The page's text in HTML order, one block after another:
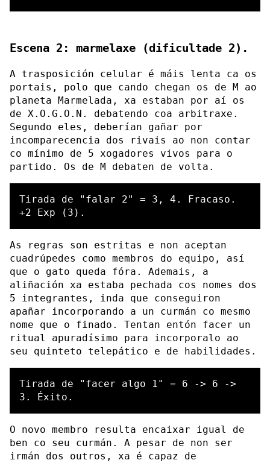
Escena 2: marmelaxe (dificultade 2).
A trasposición celular é máis lenta ca os
portais, polo que cando chegan os de M ao
planeta Marmelada, xa estaban por aí os
de X.O.G.O.N. debatendo coa arbitraxe.
Segundo eles, deberían gañar por
incomparecencia dos rivais ao non contar
co mínimo de 5 xogadores vivos para o
partido. Os de M debaten de volta.
Tirada de "falar 2" = 3, 4. Fracaso.
As regras son estritas e non aceptan
cuadrúpedes como membros do equipo, así
que o gato queda fóra. Ademais, a
aliñación xa estaba pechada cos nomes dos
5 integrantes, inda que conseguiron
apañar incorporando a un curmán co mesmo
nome que o finado. Tentan entón facer un
ritual apuradísimo para incorporalo ao
seu quinteto telepático e de habilidades.
Tirada de "facer algo 1" = 6 -> 6 ->
O novo membro resulta encaixar igual de
ben co seu curmán. A pesar de non ser
irmán dos outros, xa é capaz de